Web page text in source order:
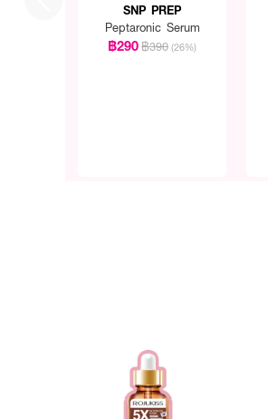
SNP PREP
Peptaronic Serum
฿290฿390 (26%)